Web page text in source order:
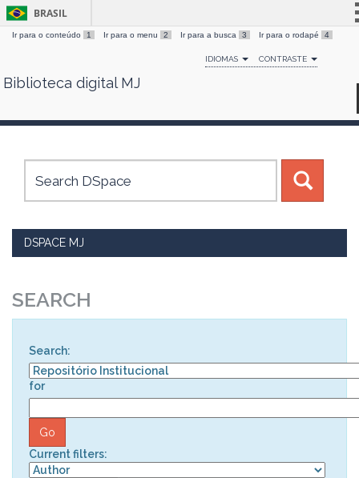
Skip
BRASIL
Simplifique!
Comunica BR
Canais
Ir para o conteúdo 1 Ir para o menu 2 Ir para a busca 3 Ir para o rodapé 4
IDIOMAS CONTRASTE
Biblioteca digital MJ
DSPACE MJ
SEARCH
Search:
for
Current filters: